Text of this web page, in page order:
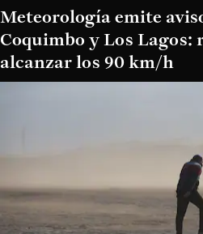
Meteorología emite
Coquimbo y Los Lagos:
alcanzar los 90 km/h